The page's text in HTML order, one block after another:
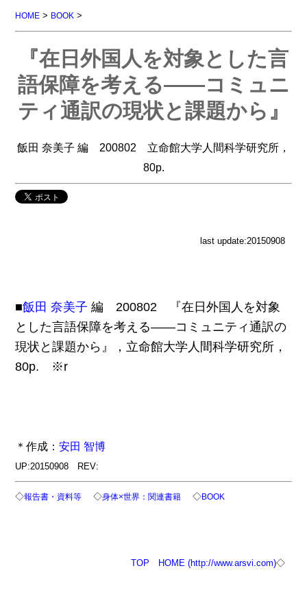
HOME > BOOK >
『在日外国人を対象とした言
語保障を考える――コミュニ
ティ通訳の現状と課題から』
飯田 奈美子 編 200802 立命館大学人間科学研究所，
80p.
last update:20150908
■飯田 奈美子 編 200802 『在日外国人を対象
とした言語保障を考える――コミュニティ通訳の
現状と課題から』，立命館大学人間科学研究所，
80p. ※r
＊作成：安田 智博
UP:20150908 REV:
◇報告書・資料等 ◇身体×世界：関連書籍 ◇BOOK
TOP HOME (http://www.arsvi.com)◇